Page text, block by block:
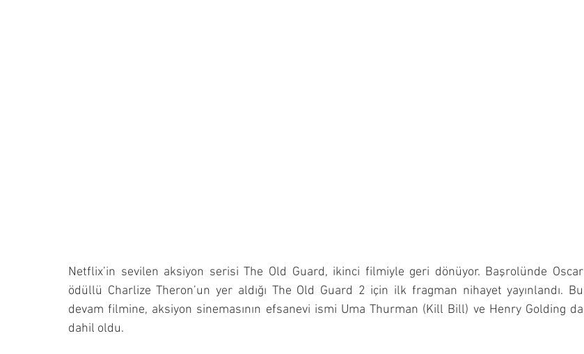
Netflix’in sevilen aksiyon serisi The Old Guard, ikinci filmiyle geri dönüyor. Başrolünde Oscar
ödüllü Charlize Theron’un yer aldığı The Old Guard 2 için ilk fragman nihayet yayınlandı. Bu
devam filmine, aksiyon sinemasının efsanevi ismi Uma Thurman (Kill Bill) ve Henry Golding da
dahil oldu.